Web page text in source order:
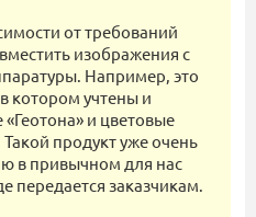
от требований
изображения с
Например, это
котором учтены и
и цветовые
продукт уже очень
в привычном для нас
передается заказчикам.